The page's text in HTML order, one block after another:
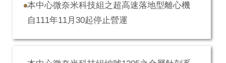
本中心微奈米科技組之超高速落地型離心機
自111年11月30起停止營運